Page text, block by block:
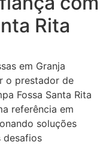
Rita
em Granja
o prestador de
Fossa Santa Rita
referência em
soluções
desafios